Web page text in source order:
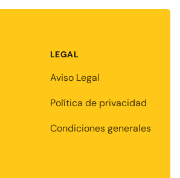
LEGAL
Aviso Legal
Política de privacidad
Condiciones generales